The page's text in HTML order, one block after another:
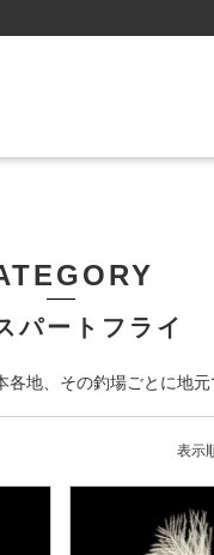
パートフライ
地、その釣場ごとに地
表